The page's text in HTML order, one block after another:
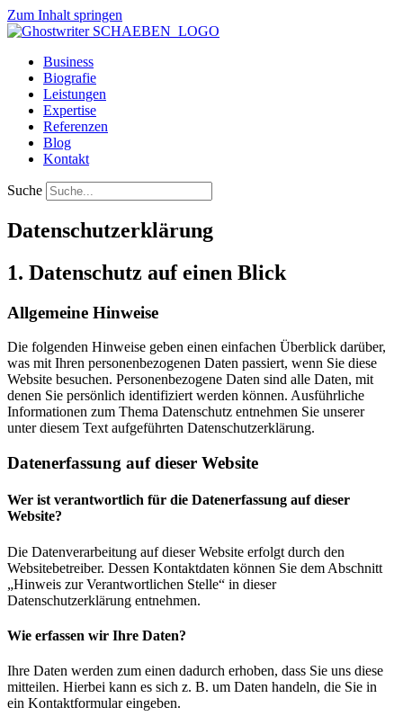
Zum Inhalt springen
Business
Biografie
Leistungen
Expertise
Referenzen
Blog
Kontakt
Suche
Datenschutz­erklärung
1. Datenschutz auf einen Blick
Allgemeine Hinweise
Die folgenden Hinweise geben einen einfachen Überblick darüber,
was mit Ihren personenbezogenen Daten passiert, wenn Sie diese
Website besuchen. Personenbezogene Daten sind alle Daten, mit
denen Sie persönlich identifiziert werden können. Ausführliche
Informationen zum Thema Datenschutz entnehmen Sie unserer
unter diesem Text aufgeführten Datenschutzerklärung.
Datenerfassung auf dieser Website
Wer ist verantwortlich für die Datenerfassung auf dieser
Website?
Die Datenverarbeitung auf dieser Website erfolgt durch den
Websitebetreiber. Dessen Kontaktdaten können Sie dem Abschnitt
„Hinweis zur Verantwortlichen Stelle“ in dieser
Datenschutzerklärung entnehmen.
Wie erfassen wir Ihre Daten?
Ihre Daten werden zum einen dadurch erhoben, dass Sie uns diese
mitteilen. Hierbei kann es sich z. B. um Daten handeln, die Sie in
ein Kontaktformular eingeben.